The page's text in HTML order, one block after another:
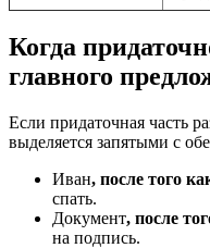
Когда
главного
Если придаточная часть
выделяется запятыми с
Иван, после того
спать.
Документ, после
на подпись.